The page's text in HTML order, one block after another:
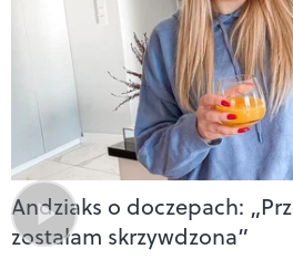
Andziaks o doczepach:
zostałam skrzywdzona”